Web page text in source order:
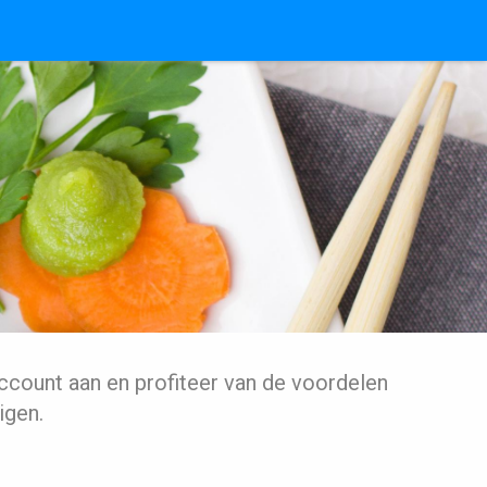
aan en profiteer van de voordelen